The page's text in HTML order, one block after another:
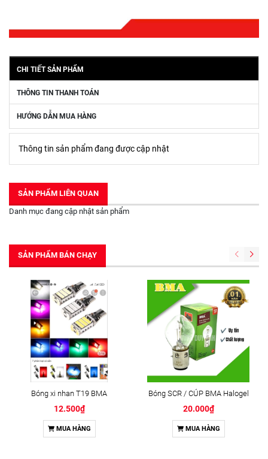
CHI TIẾT SẢN PHẨM
THÔNG TIN THANH TOÁN
HƯỚNG DẪN MUA HÀNG
Thông tin sản phẩm đang được cập nhật
SẢN PHẨM LIÊN QUAN
Danh mục đang cập nhật sản phẩm
SẢN PHẨM BÁN CHẠY
Bóng xi nhan T19 BMA
12.500₫
MUA HÀNG
Bóng SCR / CÚP BMA Halogel
20.000₫
MUA HÀNG